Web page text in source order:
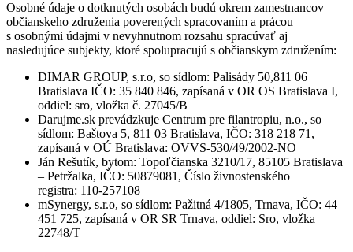
Osobné údaje o dotknutých osobách budú okrem zamestnancov
občianskeho združenia poverených spracovaním a prácou
s osobnými údajmi v nevyhnutnom rozsahu spracúvať aj
nasledujúce subjekty, ktoré spolupracujú s občianskym združením:
DIMAR GROUP, s.r.o, so sídlom: Palisády 50,811 06
Bratislava IČO: 35 840 846, zapísaná v OR OS Bratislava I,
oddiel: sro, vložka č. 27045/B
Darujme.sk prevádzkuje Centrum pre filantropiu, n.o., so
sídlom: Baštova 5, 811 03 Bratislava, IČO: 318 218 71,
zapísaná v OÚ Bratislava: OVVS-530/49/2002-NO
Ján Rešutík, bytom: Topoľčianska 3210/17, 85105 Bratislava
– Petržalka, IČO: 50879081, Číslo živnostenského
registra: 110-257108
mSynergy, s.r.o, so sídlom: Pažitná 4/1805, Trnava, IČO: 44
451 725, zapísaná v OR SR Trnava, oddiel: Sro, vložka
22748/T